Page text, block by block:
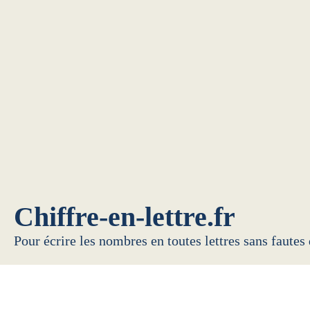
Chiffre-en-lettre.fr
Pour écrire les nombres en toutes lettres sans